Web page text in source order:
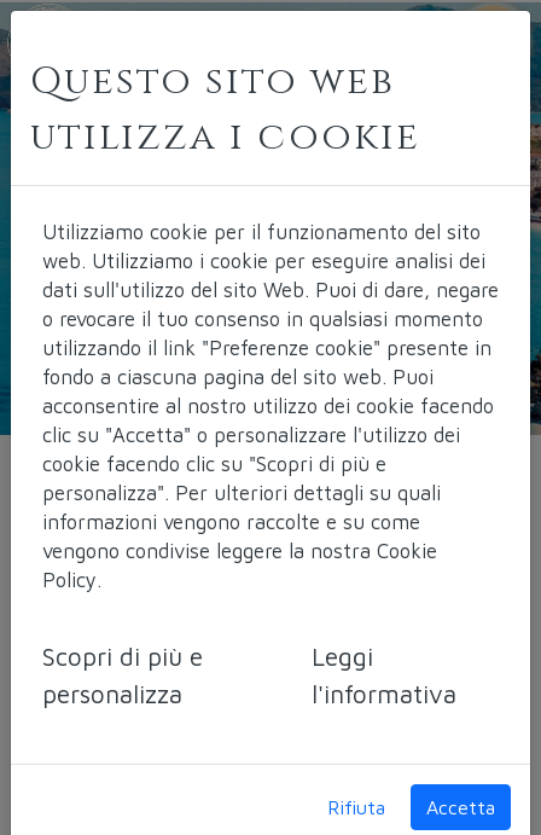
Dove siamo
Isola d'Elba
Località Scaglieri, 21
Questo sito web
utilizza i cookie
Utilizziamo cookie per il funzionamento del sito
web. Utilizziamo i cookie per eseguire analisi dei
dati sull'utilizzo del sito Web. Puoi di dare, negare
o revocare il tuo consenso in qualsiasi momento
utilizzando il link "Preferenze cookie" presente in
fondo a ciascuna pagina del sito web. Puoi
acconsentire al nostro utilizzo dei cookie facendo
clic su "Accetta" o personalizzare l'utilizzo dei
cookie facendo clic su "Scopri di più e
personalizza". Per ulteriori dettagli su quali
informazioni vengono raccolte e su come
vengono condivise leggere la nostra Cookie
Policy.
Scopri di più e
personalizza
Leggi
l'informativa
Rifiuta Accetta